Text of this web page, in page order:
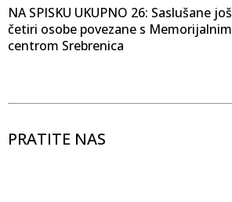
NA SPISKU UKUPNO 26: Saslušane još
četiri osobe povezane s Memorijalnim
centrom Srebrenica
PRATITE NAS